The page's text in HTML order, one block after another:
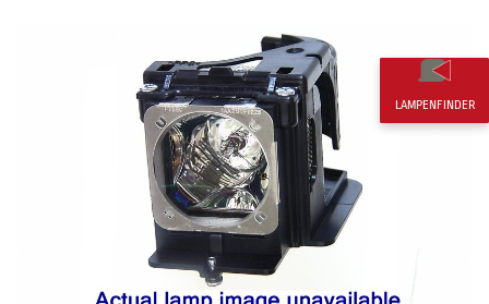
LAMPENFINDER